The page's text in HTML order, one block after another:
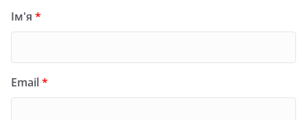
Ім'я *
Email*